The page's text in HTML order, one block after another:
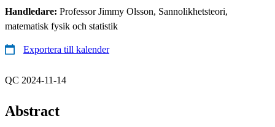
Handledare: Professor Jimmy Olsson, Sannolikhetsteori,
matematisk fysik och statistik
Exportera till kalender
QC 2024-11-14
Abstract